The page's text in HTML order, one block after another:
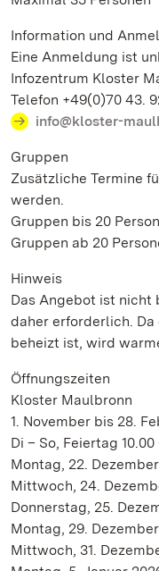
Information und
Eine Anmeldung ist
Infozentrum Kloster
Telefon +49(0)70 43.
info@kloster-
Gruppen
Zusätzliche Termine
werden.
Gruppen bis 20
Gruppen ab 20
Hinweis
Das Angebot ist nicht
daher erforderlich.
beheizt ist, wird
Öffnungszeiten
Kloster Maulbronn
1. November bis 28.
Di – So, Feiertag 10.00
Montag, 22.
Mittwoch, 24.
Donnerstag, 25.
Montag, 29.
Mittwoch, 31.